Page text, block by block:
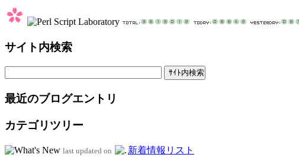
サイト内検索
最近のブログエントリ
カテゴリツリー
last updated on 新着情報リスト